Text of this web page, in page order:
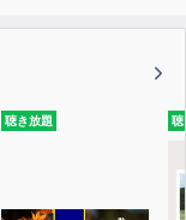
の心理を客観的
み出しましょう。
聴き放題 聴